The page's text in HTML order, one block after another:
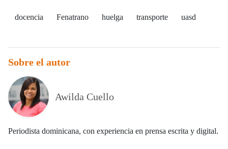
docencia Fenatrano huelga transporte uasd
Sobre el autor
Awilda Cuello
Periodista dominicana, con experiencia en prensa escrita y digital.